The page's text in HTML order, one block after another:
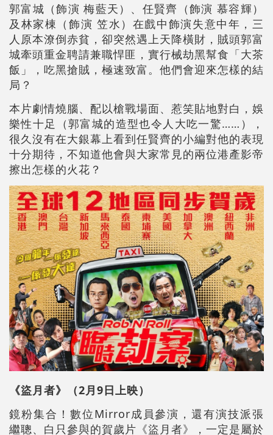
郭富城（飾演 梅藍天）、任賢齊（飾演 慕容輝）
及林家棟（飾演 笠水）在戲中飾演失意中年，三
人原本潦倒赤貧，卻突然遇上天降橫財，賊頭郭富
城牽頭重金聘請兼職悍匪，實行械劫黑幫食「大茶
飯」，吃黑搶賊，極速致富。他們會迎來怎樣的結
局？
本片劇情燒腦、配以槍戰場面、惹笑貼地對白，娛
樂性十足（郭富城的造型也令人大吃一驚……），
很久沒有在大銀幕上看到任賢齊的小編對他的表現
十分期待，不知道他會與大家常見的兩位港產影帝
擦出怎樣的火花？
《盜月者》（2月9日上映）
鏡粉集合！數位Mirror成員參演，還有演技派張
繼聰、白只參與的賀歲片《盜月者》，一定是屬於